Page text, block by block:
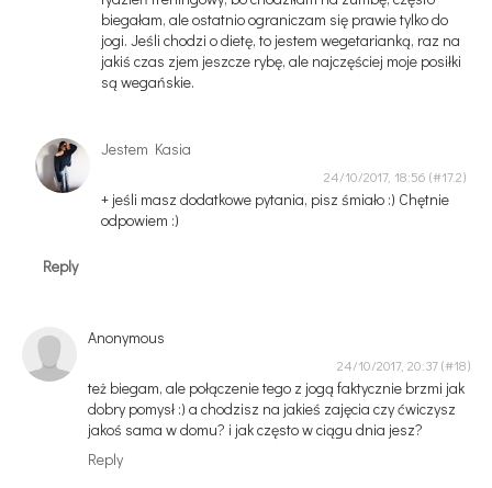
biegałam, ale ostatnio ograniczam się prawie tylko do
jogi. Jeśli chodzi o dietę, to jestem wegetarianką, raz na
jakiś czas zjem jeszcze rybę, ale najczęściej moje posiłki
są wegańskie.
Jestem Kasia
24/10/2017, 18:56
+ jeśli masz dodatkowe pytania, pisz śmiało :) Chętnie
odpowiem :)
Reply
Anonymous
24/10/2017, 20:37
też biegam, ale połączenie tego z jogą faktycznie brzmi jak
dobry pomysł :) a chodzisz na jakieś zajęcia czy ćwiczysz
jakoś sama w domu? i jak często w ciągu dnia jesz?
Reply